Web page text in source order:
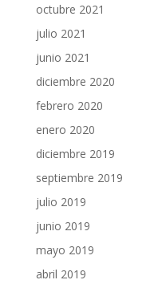
octubre 2021
julio 2021
junio 2021
diciembre 2020
febrero 2020
enero 2020
diciembre 2019
septiembre 2019
julio 2019
junio 2019
mayo 2019
abril 2019